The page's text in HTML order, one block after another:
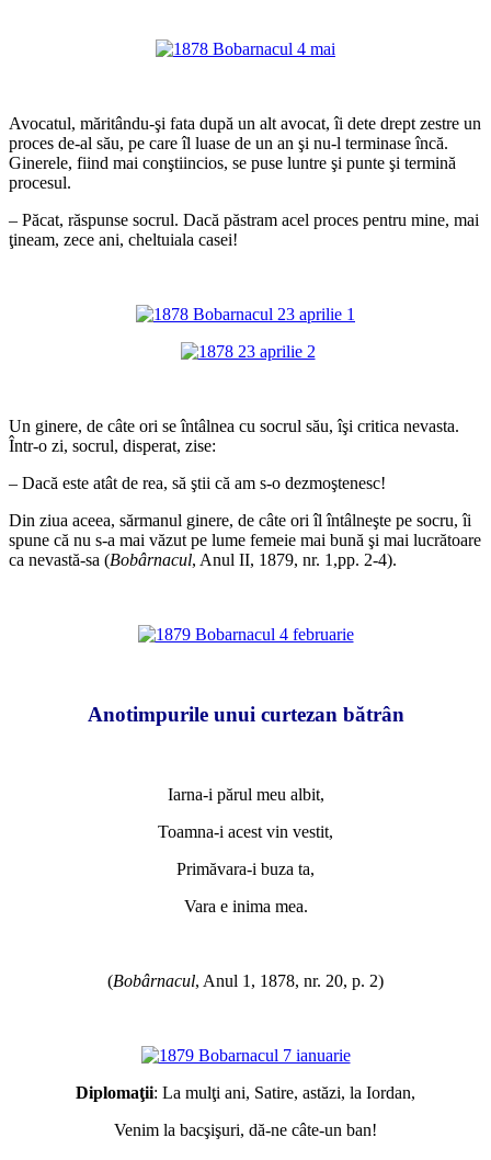
Avocatul, măritându-şi fata după un alt avocat, îi dete drept zestre un
proces de-al său, pe care îl luase de un an şi nu-l terminase încă.
Ginerele, fiind mai conştiincios, se puse luntre şi punte şi termină
procesul.
– Păcat, răspunse socrul. Dacă păstram acel proces pentru mine, mai
ţineam, zece ani, cheltuiala casei!
Un ginere, de câte ori se întâlnea cu socrul său, îşi critica nevasta.
Într-o zi, socrul, disperat, zise:
– Dacă este atât de rea, să ştii că am s-o dezmoştenesc!
Din ziua aceea, sărmanul ginere, de câte ori îl întâlneşte pe socru, îi
spune că nu s-a mai văzut pe lume femeie mai bună şi mai lucrătoare
ca nevastă-sa (Bobârnacul, Anul II, 1879, nr. 1,pp. 2-4).
Anotimpurile unui curtezan bătrân
Iarna-i părul meu albit,
Toamna-i acest vin vestit,
Primăvara-i buza ta,
Vara e inima mea.
(Bobârnacul, Anul 1, 1878, nr. 20, p. 2)
Diplomaţii: La mulţi ani, Satire, astăzi, la Iordan,
Venim la bacşişuri, dă-ne câte-un ban!